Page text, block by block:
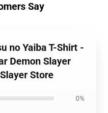
Say
no Yaiba T-Shirt -
Demon Slayer
Store
0%